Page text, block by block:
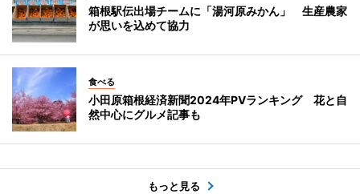
箱根駅伝出場チームに「湯河原みかん」 生産農家
が思いを込めて協力
食べる
小田原箱根経済新聞2024年PVランキング 花と自
然中心にグルメ記事も
もっと見る